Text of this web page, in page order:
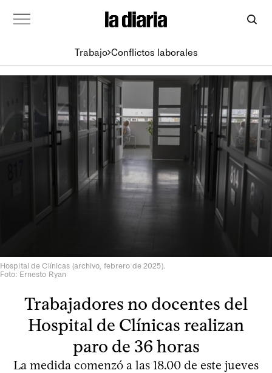
Trabajo Conflictos laborales
Hospital de Clínicas (archivo, febrero de 2025).
Foto: Ernesto Ryan
Trabajadores no docentes del
Hospital de Clínicas realizan
paro de 36 horas
La medida comenzó a las 18.00 de este jueves